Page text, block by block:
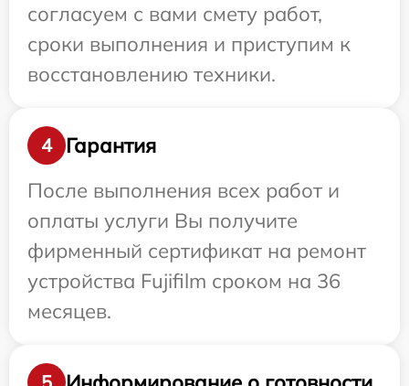
согласуем с вами смету работ,
сроки выполнения и приступим к
восстановлению техники.
4
Гарантия
После выполнения всех работ и
оплаты услуги Вы получите
фирменный сертификат на ремонт
устройства Fujifilm сроком на 36
месяцев.